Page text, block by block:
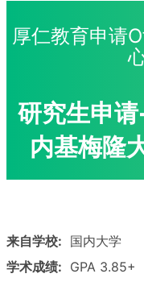
厚仁教育申请
研究生申
内基梅隆
来自学校: 国内大学
学术成绩: GPA 3.85+